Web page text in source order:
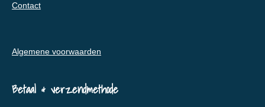
Contact
Algemene voorwaarden
Betaal & verzendmethode